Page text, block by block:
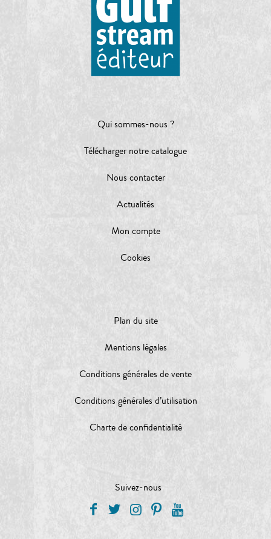
Qui sommes-nous ?
Télécharger notre catalogue
Nous contacter
Actualités
Mon compte
Cookies
Plan du site
Mentions légales
Conditions générales de vente
Conditions générales d’utilisation
Charte de confidentialité
Suivez-nous